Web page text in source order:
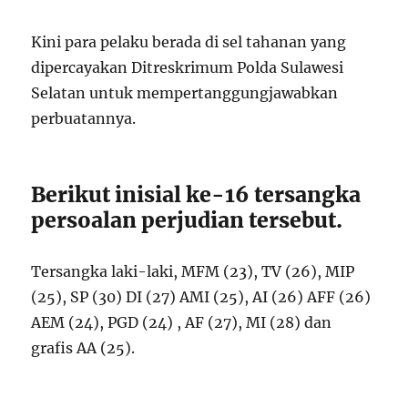
Kini para pelaku berada di sel tahanan yang
dipercayakan Ditreskrimum Polda Sulawesi
Selatan untuk mempertanggungjawabkan
perbuatannya.
Berikut inisial ke-16 tersangka
persoalan perjudian tersebut.
Tersangka laki-laki, MFM (23), TV (26), MIP
(25), SP (30) DI (27) AMI (25), AI (26) AFF (26)
AEM (24), PGD (24) , AF (27), MI (28) dan
grafis AA (25).